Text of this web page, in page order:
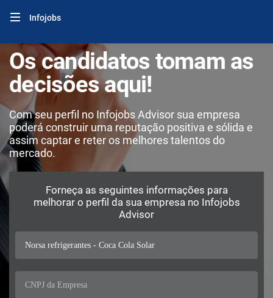
Infojobs
Os candidatos tomam as
decisões aqui!
Com seu perfil no Infojobs Advisor sua empresa
poderá construir uma reputação positiva e sólida e
assim captar e reter os melhores talentos do
mercado.
Forneça as seguintes informações para
melhorar o perfil da sua empresa no Infojobs
Advisor